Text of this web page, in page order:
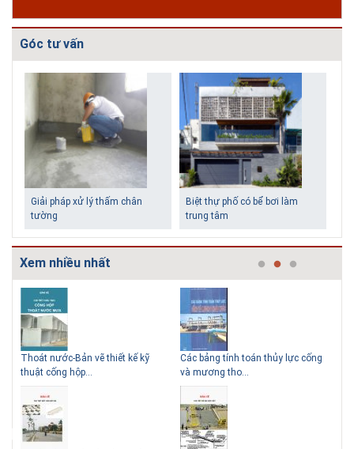
Góc tư vấn
Giải pháp xử lý thấm chân
tường
Biệt thự phố có bể bơi làm
trung tâm
Những ngôi nhà một tầng ít
tiền vẫn đẹp
Lý do nên sử dụng gạch block
để xây nhà
Xem nhiều nhất
Các bảng tính toán thủy lực cống
và mương tho...
Cấp nước-Bản vẽ chi tiết cấu tạo hố
van đồng...